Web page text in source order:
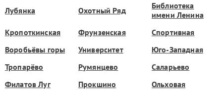
Лубянка Охотный Ряд
Библиотека
имени Ленина
Кропоткинская
Фрунзенская
Спортивная
Воробьёвы горы
Университет
Юго-Западная
Тропарёво
Румянцево
Саларьево
Филатов Луг
Прокшино
Ольховая